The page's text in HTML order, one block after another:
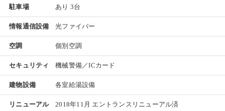
駐車場 あり 3台
情報通信設備 光ファイバー
空調 個別空調
セキュリティ 機械警備／ICカード
建物設備 各室給湯設備
リニューアル
2018年11月 エントランスリニューアル済